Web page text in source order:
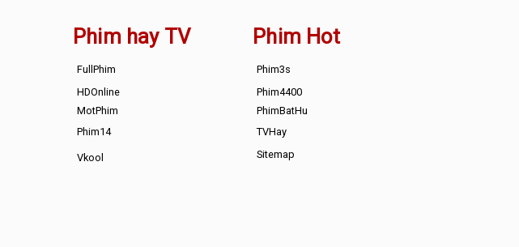
Phim hay TV
FullPhim
HDOnline
MotPhim
Phim14
Vkool
Phim Hot
Phim3s
Phim4400
PhimBatHu
TVHay
Sitemap